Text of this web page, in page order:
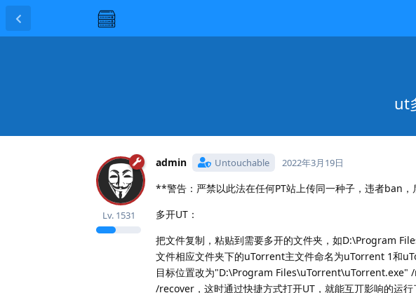
ut
admin Untouchable
Lv. 1531
2022年3月19日
**警告：严禁以此法在任何PT站上传同一种子，违者ban，
多开UT：
把文件复制，粘贴到需要多开的文件夹，如D:\Program
文件相应文件夹下的uTorrent主文件命名为uTorrent 1和
目标位置改为"D:\Program
/recover，这时通过快捷方式打开UT，就能互丌影响的运行